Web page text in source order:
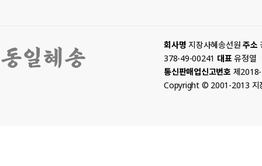
회사명 지장사혜송선원 주소
378-49-00241 대표 유정열
통신판매업신고번호 제
Copyright © 2001-2013 지